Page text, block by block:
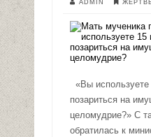
ADMIN
«Вы
позариться на
целомудрие?» С
обратилась к